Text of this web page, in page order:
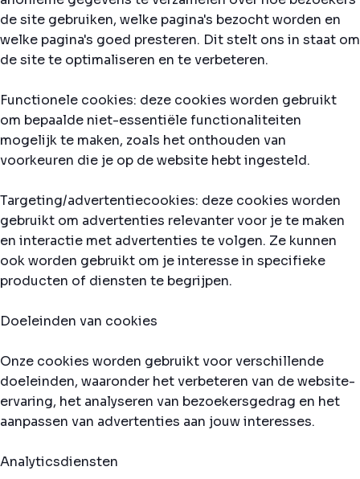
de site gebruiken, welke pagina's bezocht worden en
welke pagina's goed presteren. Dit stelt ons in staat om
de site te optimaliseren en te verbeteren.
Functionele cookies: deze cookies worden gebruikt
om bepaalde niet-essentiële functionaliteiten
mogelijk te maken, zoals het onthouden van
voorkeuren die je op de website hebt ingesteld.
Targeting/advertentiecookies: deze cookies worden
gebruikt om advertenties relevanter voor je te maken
en interactie met advertenties te volgen. Ze kunnen
ook worden gebruikt om je interesse in specifieke
producten of diensten te begrijpen.
Doeleinden van cookies
Onze cookies worden gebruikt voor verschillende
doeleinden, waaronder het verbeteren van de website-
ervaring, het analyseren van bezoekersgedrag en het
aanpassen van advertenties aan jouw interesses.
Analyticsdiensten